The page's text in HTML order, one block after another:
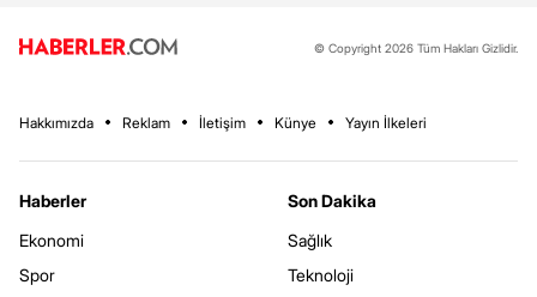
© Copyright 2026 Tüm Hakları Gizlidir.
Hakkımızda Reklam İletişim Künye Yayın İlkeleri
Haberler
Ekonomi
Spor
Son Dakika
Sağlık
Teknoloji